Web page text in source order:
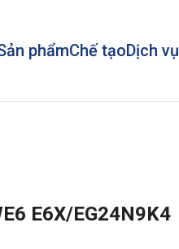
phẩmChế tạoDịch vụ
E6X/EG24N9K4